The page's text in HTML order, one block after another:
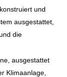
und
ausgestattet,
die
ausgestattet
Klimaanlage,